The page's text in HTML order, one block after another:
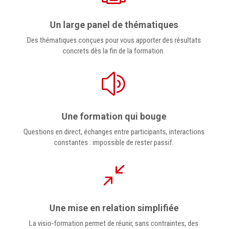
Un large panel de thématiques
Des thématiques conçues pour vous apporter des résultats
concrets dès la fin de la formation.
z
Une formation qui bouge
Questions en direct, échanges entre participants, interactions
constantes : impossible de rester passif.
/
Une mise en relation simplifiée
La visio‑formation permet de réunir, sans contraintes, des